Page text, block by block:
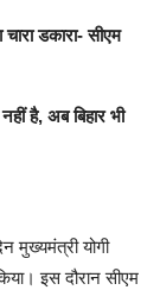
डकारा- सीएम
है, अब बिहार भी
मुख्यमंत्री योगी
इस दौरान सीएम